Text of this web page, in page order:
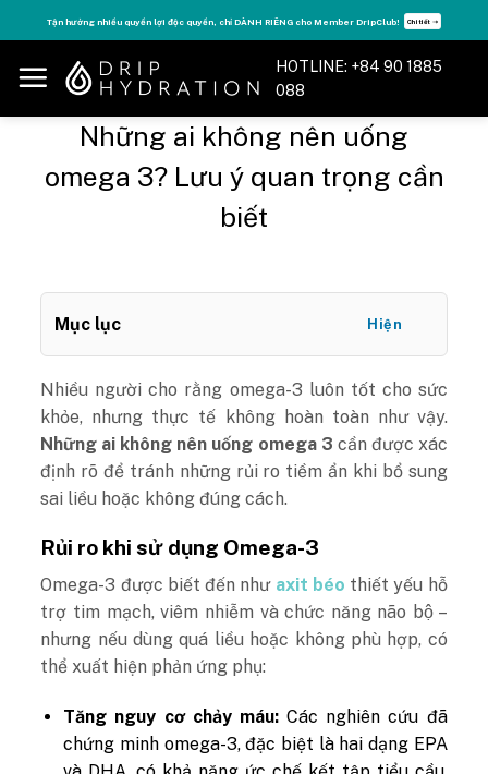
to
content
Tận hưởng nhiều quyền lợi độc quyền, chỉ DÀNH RIÊNG cho Member DripClub! Chi tiết ➝
HOTLINE: +84 90 1885
088
Những ai không nên uống
omega 3? Lưu ý quan trọng cần
biết
Mục lục Hiện
Nhiều người cho rằng omega-3 luôn tốt cho sức
khỏe, nhưng thực tế không hoàn toàn như vậy.
Những ai không nên uống omega 3 cần được xác
định rõ để tránh những rủi ro tiềm ẩn khi bổ sung
sai liều hoặc không đúng cách.
Rủi ro khi sử dụng Omega-3
Omega-3 được biết đến như axit béo thiết yếu hỗ
trợ tim mạch, viêm nhiễm và chức năng não bộ –
nhưng nếu dùng quá liều hoặc không phù hợp, có
thể xuất hiện phản ứng phụ:
Tăng nguy cơ chảy máu:Các nghiên cứu đã
chứng minh omega-3, đặc biệt là hai dạng EPA